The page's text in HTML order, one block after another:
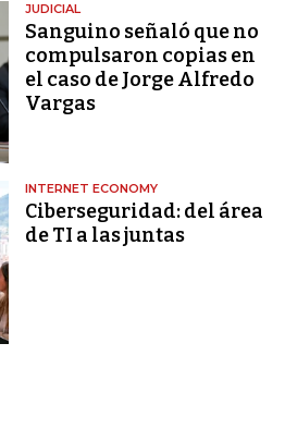
JUDICIAL
Sanguino señaló que no
compulsaron copias en
el caso de Jorge Alfredo
Vargas
INTERNET ECONOMY
Ciberseguridad: del área
de TI a las juntas